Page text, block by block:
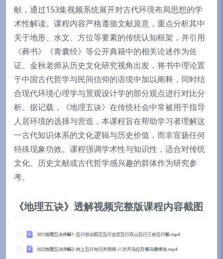
献，通过153集视频系统展开对古代环境布局思想的学
术性解读。课程内容严格遵循文献原意，重点分析其中
关于地形、水文、方位等要素的传统认知框架，并引用
《葬书》《青囊经》等公开典籍中的相关论述作为佐
证。金秋老师从历史文化研究视角出发，将书中理论置
于中国古代哲学与民间信仰的语境中加以阐释，同时结
合现代环境心理学与景观设计学的部分观点进行对比分
析。据记载，《地理五诀》在传统社会中常被用于指导
人居环境的选择与营造，本课程旨在帮助学习者理解这
一古代知识体系的文化逻辑与历史价值，而非宣扬任何
特殊现象功效。课程强调学术性与知识性，适合对传统
文化、历史文献或古代哲学感兴趣的群体作为研究参
考。
《地理五诀》透解视频完整版课程内容截图